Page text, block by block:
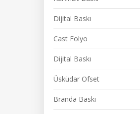
Dijital Baskı
Cast Folyo
Dijital Baskı
Üsküdar Ofset
Branda Baskı